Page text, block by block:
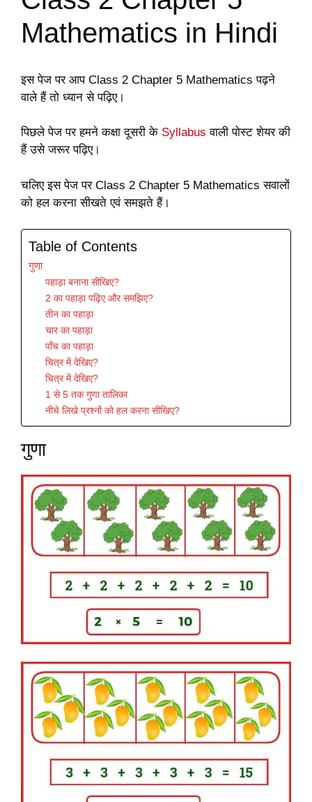
Mathematics in Hindi
इस पेज पर आप Class 2 Chapter 5 Mathematics पढ़ने
वाले हैं तो ध्यान से पढ़िए।
पिछले पेज पर हमने कक्षा दूसरी के Syllabus वाली पोस्ट शेयर की
हैं उसे जरूर पढ़िए।
चलिए इस पेज पर Class 2 Chapter 5 Mathematics सवालों
को हल करना सीखते एवं समझते हैं।
Table of Contents
गुणा
पहाड़ा बनाना सीखिए?
2 का पहाड़ा पढ़िए और समझिए?
तीन का पहाड़ा
चार का पहाड़ा
पाँच का पहाड़ा
चित्र में देखिए?
चित्र में देखिए?
1 से 5 तक गुणा तालिका
नीचे लिखे प्रश्नों को हल करना सीखिए?
गुणा